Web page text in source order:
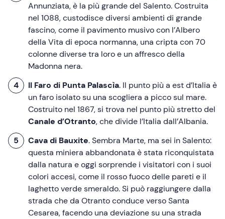
Annunziata, è la più grande del Salento. Costruita
nel 1088, custodisce diversi ambienti di grande
fascino, come il pavimento musivo con l’Albero
della Vita di epoca normanna, una cripta con 70
colonne diverse tra loro e un affresco della
Madonna nera.
Il Faro di Punta Palascìa. Il punto più a est d’Italia è
un faro isolato su una scogliera a picco sul mare.
Costruito nel 1867, si trova nel punto più stretto del
Canale d’Otranto, che divide l’Italia dall’Albania.
Cava di Bauxite. Sembra Marte, ma sei in Salento:
questa miniera abbandonata è stata riconquistata
dalla natura e oggi sorprende i visitatori con i suoi
colori accesi, come il rosso fuoco delle pareti e il
laghetto verde smeraldo. Si può raggiungere dalla
strada che da Otranto conduce verso Santa
Cesarea, facendo una deviazione su una strada